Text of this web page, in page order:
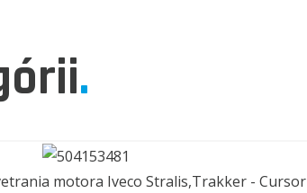
.
motora Iveco Stralis,Trakker - Cursor